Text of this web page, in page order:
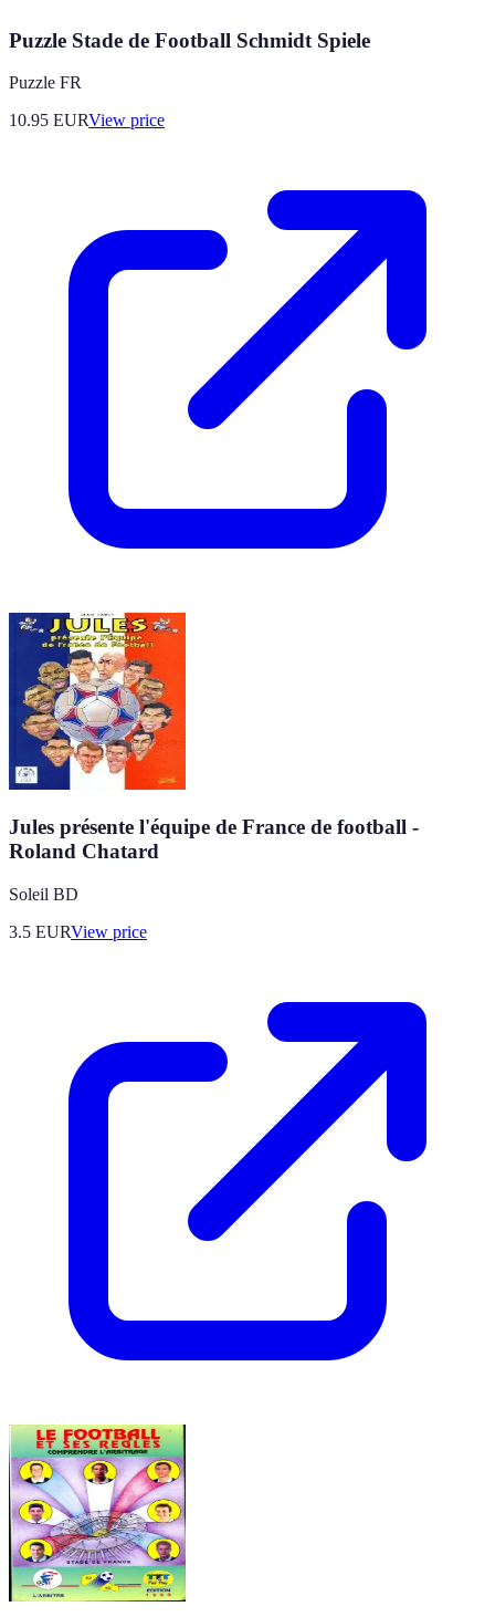
Puzzle Stade de Football Schmidt Spiele
Puzzle FR
10.95 EURView price
Jules présente l'équipe de France de football -
Roland Chatard
Soleil BD
3.5 EURView price